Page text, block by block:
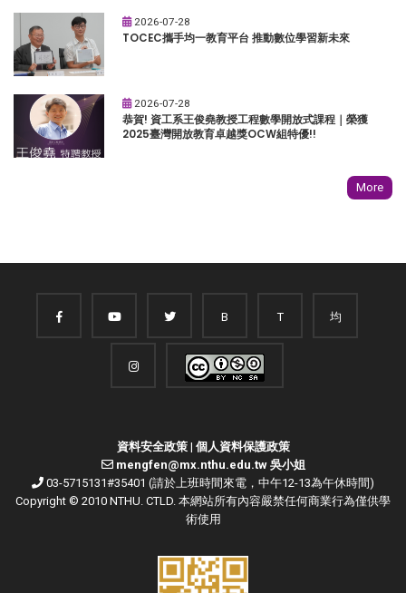
2026-07-28
TOCEC攜手均一教育平台 推動數位學習新未來
2026-07-28
恭賀! 資工系王俊堯教授工程數學開放式課程｜榮獲
2025臺灣開放教育卓越獎OCW組特優!!
More
B T 均
資料安全政策| 個人資料保護政策
mengfen@mx.nthu.edu.tw 吳小姐
03-5715131#35401 (請於上班時間來電，中午12-13為午休時間)
Copyright © 2010 NTHU. CTLD. 本網站所有內容嚴禁任何商業行為僅供學
術使用